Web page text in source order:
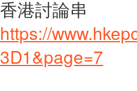
香港討論串
https://
3D1&page=7